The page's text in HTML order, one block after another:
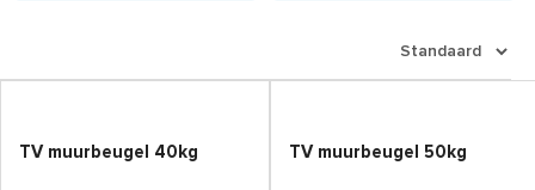
TV muurbeugel 40kg TV muurbeugel 50kg